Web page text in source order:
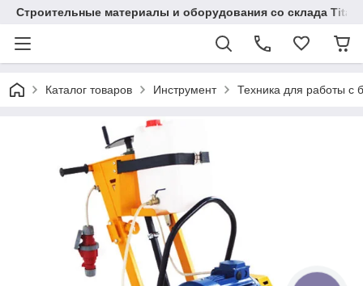
Строительные материалы и оборудования со склада
Каталог товаров Инструмент Техника для работы с